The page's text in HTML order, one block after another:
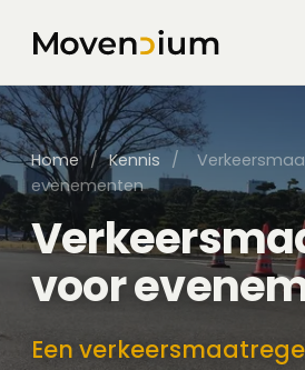
Home / Kennis /
evenementen
voor
Een